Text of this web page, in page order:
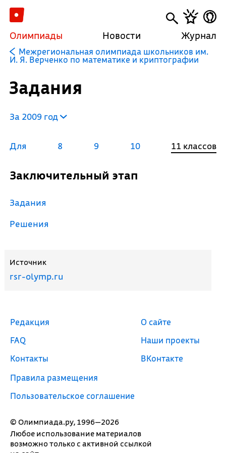
Олимпиады Новости Журнал
Межрегиональная олимпиада школьников им.
И. Я. Верченко по математике и криптографии
Задания
За 2009 год
Для 8 9 10 11 классов
Заключительный этап
Задания
Решения
Источник
rsr-olymp.ru
© Олимпиада.ру, 1996—2026
Любое использование материалов
возможно только с активной ссылкой
Редакция
FAQ
Контакты
Правила размещения
Пользовательское соглашение
О сайте
Наши проекты
ВКонтакте